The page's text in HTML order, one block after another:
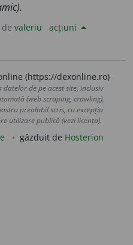
valeriu acțiuni
(https://dexonline.ro)
de pe acest site, inclusiv
(web scraping, crawling),
prealabil scris, cu excepția
utilizare publică (vezi licența).
găzduit de Hosterion